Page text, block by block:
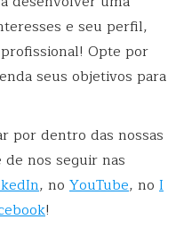
e seu perfil,
Opte por
seus objetivos para
por dentro das nossas
de nos seguir nas
, no YouTube, no I
!